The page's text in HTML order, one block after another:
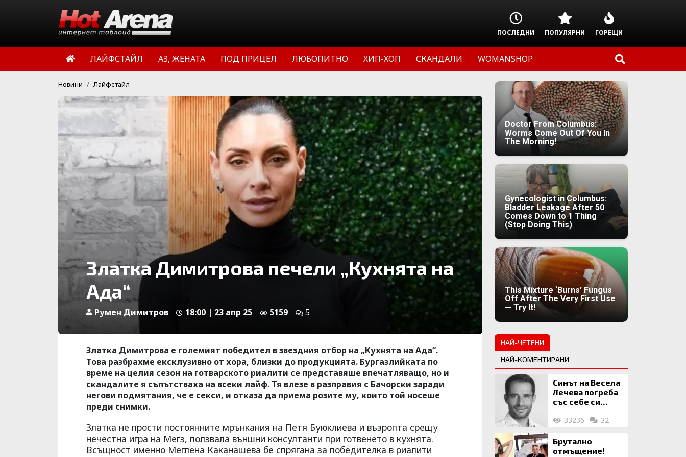
ПОСЛЕДНИ ПОПУЛЯРНИ ГОРЕЩИ
ЛАЙФСТАЙЛ АЗ, ЖЕНАТА ПОД ПРИЦЕЛ ЛЮБОПИТНО ХИП-ХОП СКАНДАЛИ WOMANSHOP
Новини Лайфстайл
Златка Димитрова печели „Кухнята на
Ада“
Румен Димитров 18:00 | 23 апр 25 5159 5
Златка Димитрова е големият победител в звездния отбор на „Кухнята на Ада“.
Това разбрахме ексклузивно от хора, близки до продукцията. Бургазлийката по
време на целия сезон на готварското риалити се представяше впечатляващо, но и
скандалите я съпътстваха на всеки лайф. Тя влезе в разправия с Бачорски заради
негови подмятания, че е секси, и отказа да приема розите му, които той носеше
преди снимки.
Златка не прости постоянните мрънкания на Петя Буюклиева и възропта срещу
нечестна игра на Мегз, ползвала външни консултанти при готвенето в кухнята.
Всъщност именно Меглена Каканашева бе спрягана за победителка в риалити
Doctor From Columbus:
Worms Come Out Of You In
The Morning!
Gynecologist in Columbus:
Bladder Leakage After 50
Comes Down to 1 Thing
(Stop Doing This)
This Mixture ‘Burns’ Fungus
Off After The Very First Use
— Try It!
НАЙ-ЧЕТЕНИ
НАЙ-КОМЕНТИРАНИ
Синът на Весела
Лечева погреба
със себе си
млн. евро
33236 32
Брутално
отмъщение!